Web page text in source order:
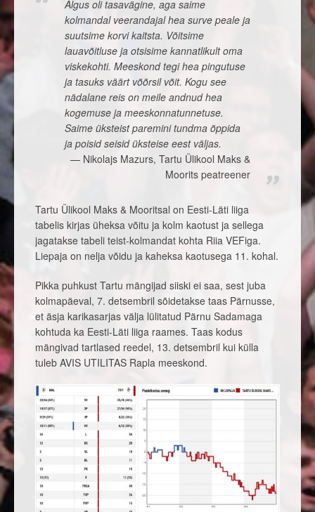
Algus oli tasavägine, aga saime
kolmandal veerandajal hea surve peale ja
suutsime korvi kaitsta. Võitsime
lauavõitluse ja otsisime kannatlikult oma
viskekohti. Meeskond tegi hea pingutuse
ja tasuks väärt võõrsil võit. Kogu see
nädalane reis on meile andnud hea
kogemuse ja meeskonnatunnetuse.
Saime üksteist paremini tundma õppida
ja poisid seisid üksteise eest väljas.
Nikolajs Mazurs, Tartu Ülikool Maks &
Moorits peatreener
Tartu Ülikool Maks & Mooritsal on Eesti-Läti liiga
tabelis kirjas üheksa võitu ja kolm kaotust ja sellega
jagatakse tabeli teist-kolmandat kohta Riia VEFiga.
Liepaja on nelja võidu ja kaheksa kaotusega 11. kohal.
Pikka puhkust Tartu mängijad siiski ei saa, sest juba
kolmapäeval, 7. detsembril sõidetakse taas Pärnusse,
et äsja karikasarjas välja lülitatud Pärnu Sadamaga
kohtuda ka Eesti-Läti liiga raames. Taas kodus
mängivad tartlased reedel, 13. detsembril kui külla
tuleb AVIS UTILITAS Rapla meeskond.